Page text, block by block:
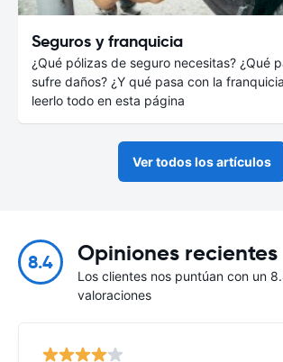
Seguros y franquicia
¿Qué pólizas de seguro necesitas? ¿Qué
sufre daños? ¿Y qué pasa con la
leerlo todo en esta página
Ver todos los artículos
8.4 Opiniones recientes
Los clientes nos puntúan con un
valoraciones